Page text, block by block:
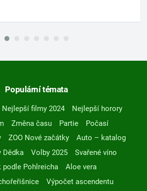
Populární témata
Nejlepší filmy 2024
Nejlepší horory
Změna času Partie
Počasí
ZOO Nové začátky
Auto – katalog
Dědka
Volby 2025
Svařené víno
podle Pohlreicha
Aloe vera
Výpočet ascendentu